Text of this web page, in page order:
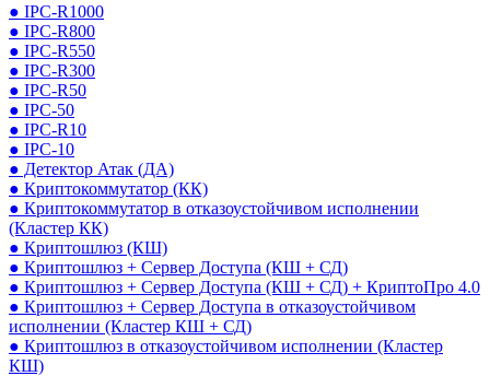
● IPC-R1000
● IPC-R800
● IPC-R550
● IPC-R300
● IPC-R50
● IPC-50
● IPC-R10
● IPC-10
● Детектор Атак (ДА)
● Криптокоммутатор (КК)
● Криптокоммутатор в отказоустойчивом исполнении
(Кластер КК)
● Криптошлюз (КШ)
● Криптошлюз + Сервер Доступа (КШ + СД)
● Криптошлюз + Сервер Доступа (КШ + СД) + КриптоПро 4.0
● Криптошлюз + Сервер Доступа в отказоустойчивом
исполнении (Кластер КШ + СД)
● Криптошлюз в отказоустойчивом исполнении (Кластер
КШ)